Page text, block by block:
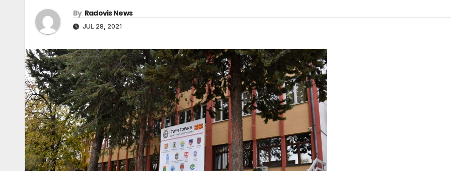
By Radovis News
JUL 28, 2021